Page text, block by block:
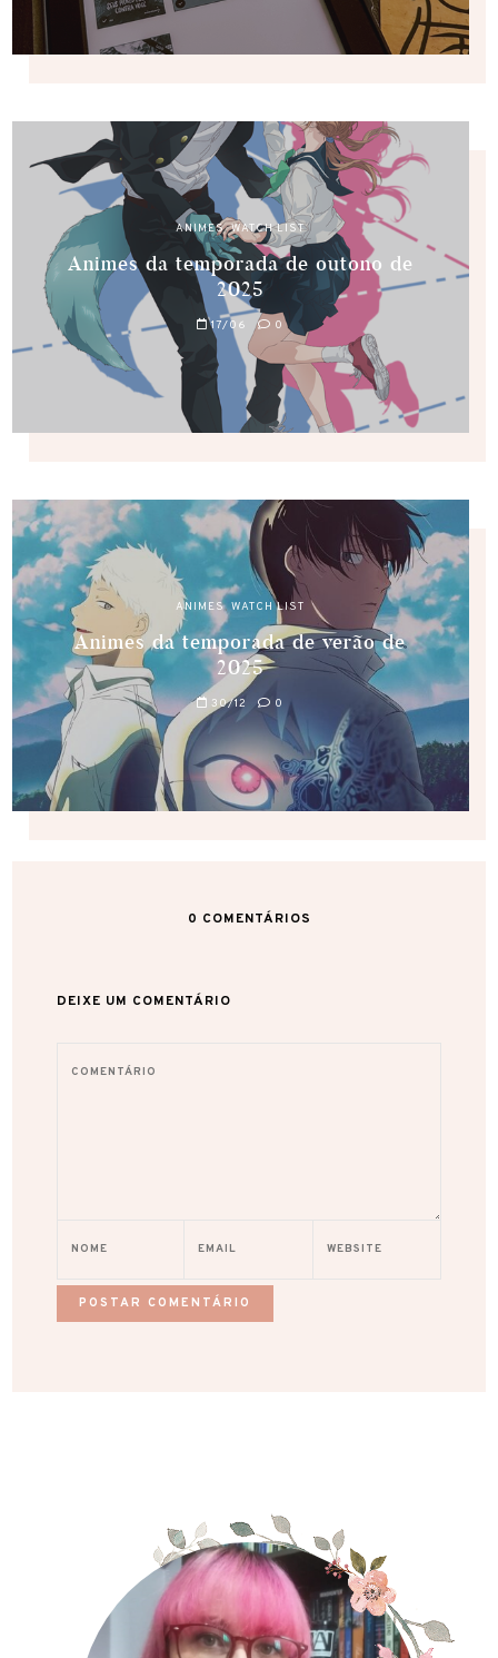
ANIMES,WATCH LIST
Animes da temporada de outono de
2025
17/06 0
ANIMES,WATCH LIST
Animes da temporada de verão de
2025
30/12 0
0 COMENTÁRIOS
DEIXE UM COMENTÁRIO